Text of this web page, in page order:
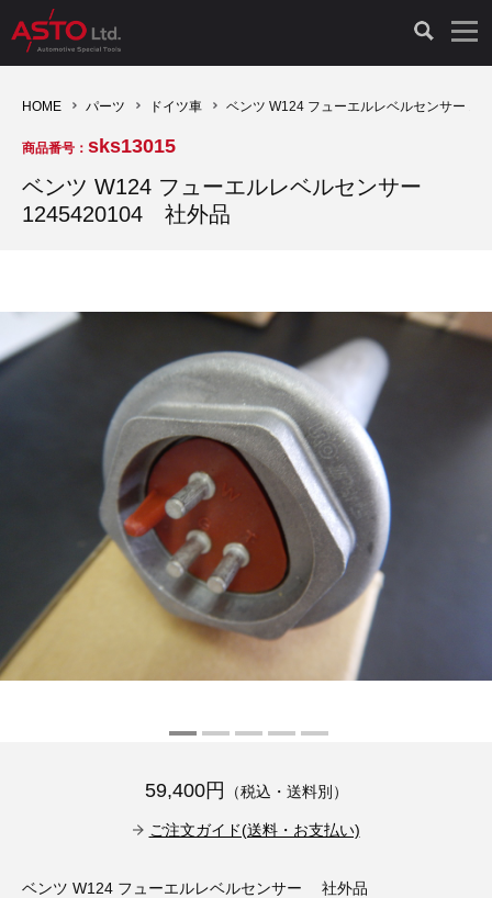
診断機（16）
キープログラマー（4）
ADAS（7）
オプション品（17）
その他（9）
診断テスター（10）
キープログラマー（20）
スモークテスター（4）
安定化電源ユニット（8）
バッテリーテスター（4）
古い車両用診断テスター（10）
バイク用診断テスター（7）
その他（20）
HCB TOOLS（45）
AST TOOLS（51）
LASER（39）
ドイツ車（211）
イタリア/フランス車（27）
イギリス車（23）
アメリカ車（15）
スウェーデン車（20）
オシロスコープ（2）
オシロ関連商品（9）
ドイツ車（427）
イタリア/フランス車（145）
アメリカ車（60）
スウェーデン車（45）
日本車（40）
ロシア（8）
ブレーキキャリパーリペアキット（368）
ライト関連（6）
現品修理（77）
リビルト品（58）
コントロールユニット初期化（3）
イモビライザーOFF（1）
オシロスコープ（10）
アクセサリー（13）
HOME パーツ ドイツ車 ベンツ W124 フューエルレベルセンサー
商品番号： sks13015
ベンツ W124 フューエルレベルセンサー
1245420104 社外品
59,400円 （税込・送料別）
ご注文ガイド(送料・お支払い)
ベンツ W124 フューエルレベルセンサー 社外品